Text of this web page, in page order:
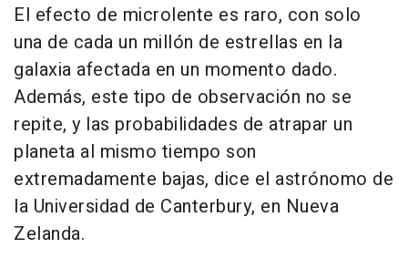
El efecto de microlente es raro, con solo
una de cada un millón de estrellas en la
galaxia afectada en un momento dado.
Además, este tipo de observación no se
repite, y las probabilidades de atrapar un
planeta al mismo tiempo son
extremadamente bajas, dice el astrónomo de
la Universidad de Canterbury, en Nueva
Zelanda.